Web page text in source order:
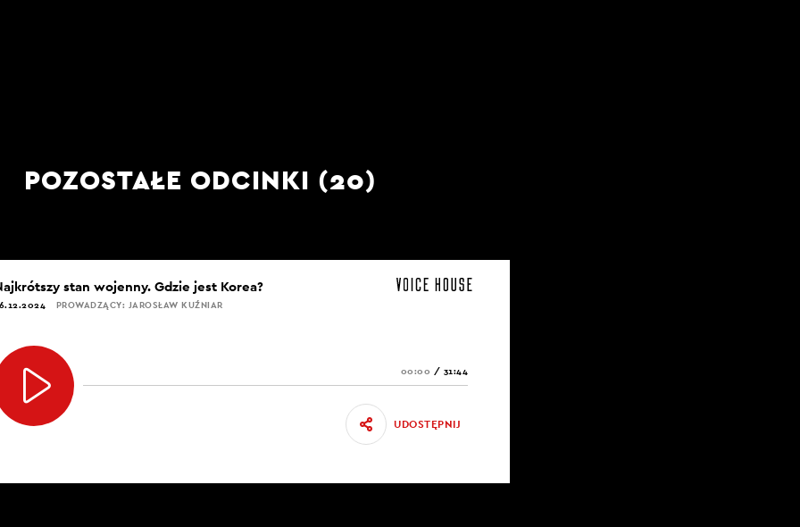
POZOSTAŁE ODCINKI (20)
stan wojenny. Gdzie jest Korea?
PROWADZĄCY: JAROSŁAW KUŹNIAR
00:00 / 31:44
UDOSTĘPNIJ